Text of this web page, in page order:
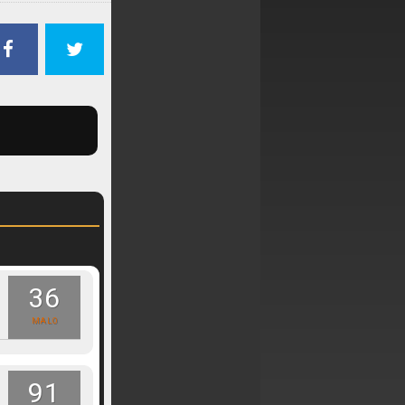
36
MALO
91